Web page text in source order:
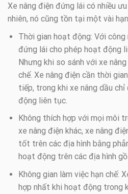
Xe nâng điện đứng lái có nhiều
nhiên, nó cũng tồn tại một vài
Thời gian hoạt động: Với công
đứng lái cho phép hoạt động
Nhưng khi so sánh với xe
chế. Xe nâng điện cần thời
tiếp, trong khi xe nâng dầu
động liên tục.
Không thích hợp với mọi môi
xe nâng điện khác, xe nâng
tốt trên các địa hình bằng
hoạt động trên các địa hình
Không gian làm việc hạn chế:
hợp nhất khi hoạt động trong